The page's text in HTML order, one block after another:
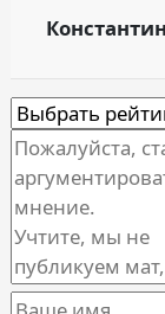
Константин